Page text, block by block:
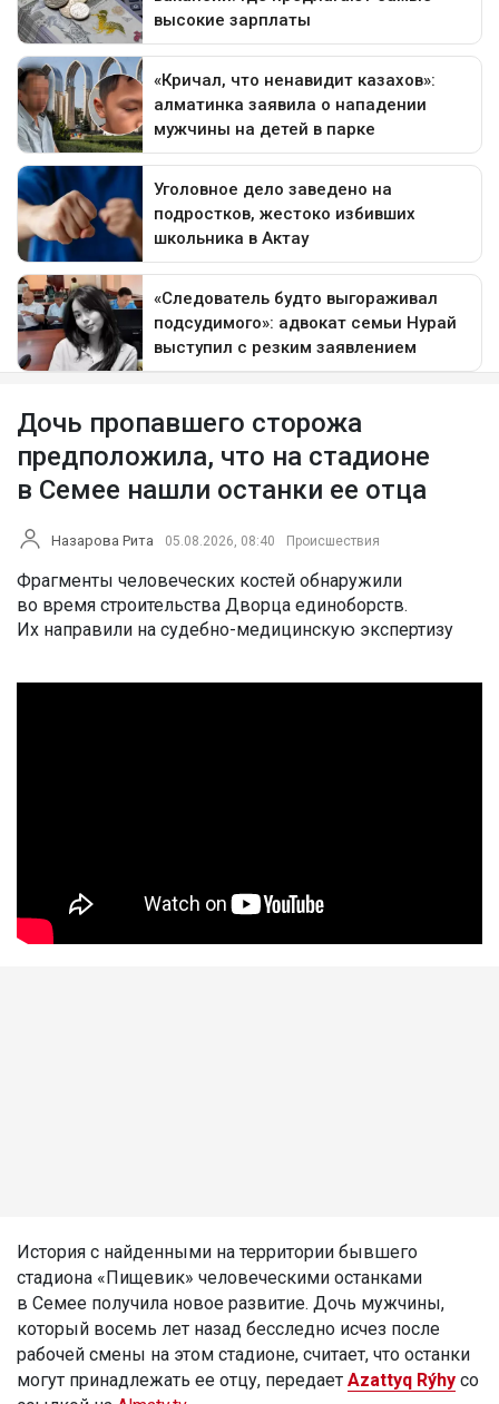
Дочь пропавшего сторожа
предположила, что на стадионе
в Семее нашли останки ее отца
Назарова Рита 05.08.2026, 08:40 Происшествия
Фрагменты человеческих костей обнаружили
во время строительства Дворца единоборств.
Их направили на судебно-медицинскую экспертизу
История с найденными на территории бывшего
стадиона «Пищевик» человеческими останками
в Семее получила новое развитие. Дочь мужчины,
который восемь лет назад бесследно исчез после
рабочей смены на этом стадионе, считает, что останки
могут принадлежать ее отцу, передает Azattyq Rýhy со